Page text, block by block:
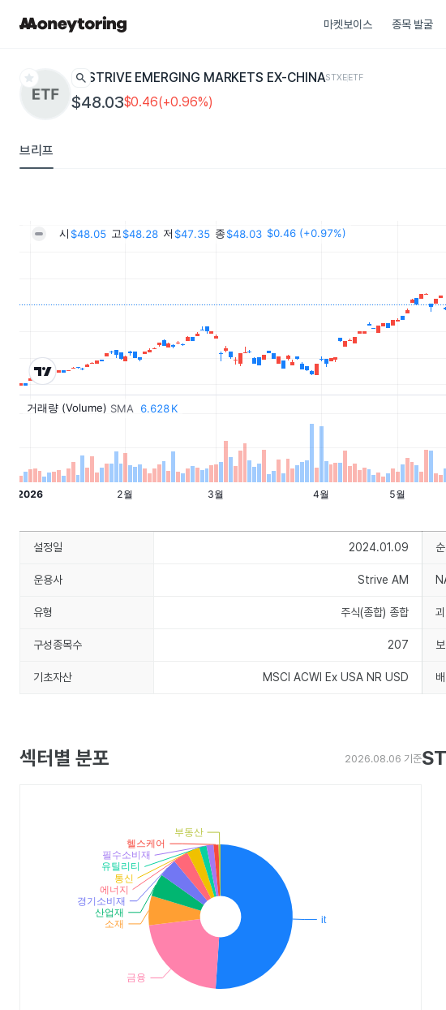
마켓보이스 종목 발굴
star search STRIVE EMERGING MARKETS EX-CHINASTXEETF
$48.03$0.46(+0.96%)
브리프